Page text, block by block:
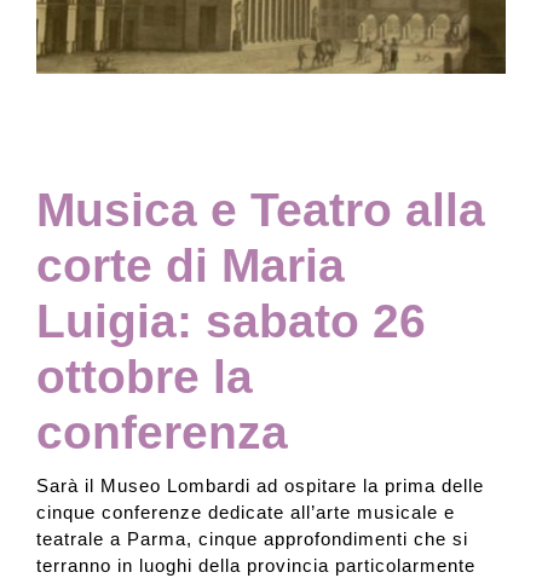
Collezione
Accessibilità
Cerca
English
Musica e Teatro alla
corte di Maria
Luigia: sabato 26
ottobre la
conferenza
Sarà il Museo Lombardi ad ospitare la prima delle
cinque conferenze dedicate all’arte musicale e
teatrale a Parma, cinque approfondimenti che si
terranno in luoghi della provincia particolarmente